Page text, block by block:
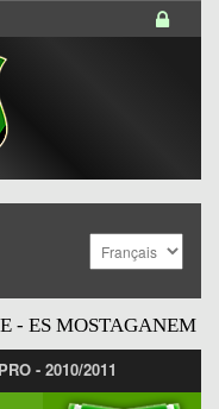
- ES MOSTAGANEM
- 2010/2011